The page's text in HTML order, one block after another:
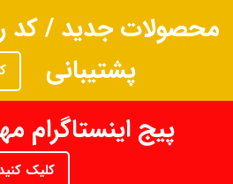
محصولات جدید / کد
پشتیبانی
پیج اینستاگرام
کلیک